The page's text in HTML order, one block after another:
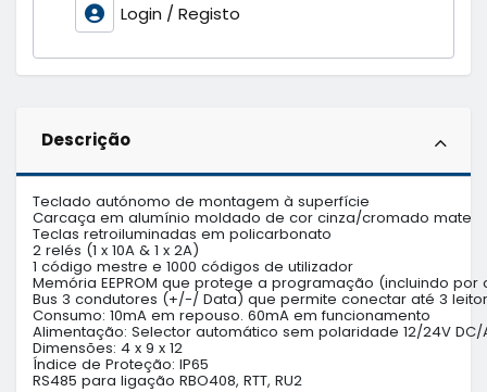
Login / Registo
Descrição
Teclado autónomo de montagem à superfície
Carcaça em alumínio moldado de cor cinza/cromado mate
Teclas retroiluminadas em policarbonato
2 relés (1 x 10A & 1 x 2A)
1 código mestre e 1000 códigos de utilizador
Memória EEPROM que protege a programação (incluindo
Bus 3 condutores (+/-/ Data) que permite conectar até 3
Consumo: 10mA em repouso. 60mA em funcionamento
Alimentação: Selector automático sem polaridade 12/24V DC/
Dimensões: 4 x 9 x 12
Índice de Proteção: IP65
RS485 para ligação RBO408, RTT, RU2